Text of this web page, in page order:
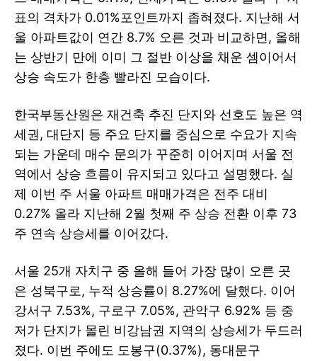
표의 격차가 0.01%포인트까지 좁혀졌다. 지난해 서
울 아파트값이 연간 8.7% 오른 것과 비교하면, 올해
는 상반기 만에 이미 그 절반 이상을 채운 셈이어서
상승 속도가 한층 빨라진 모습이다.
한국부동산원은 재건축 추진 단지와 선호도 높은 역
세권, 대단지 등 주요 단지를 중심으로 수요가 지속
되는 가운데 매수 문의가 꾸준히 이어지며 서울 전
역에서 상승 흐름이 유지되고 있다고 설명했다. 실
제 이번 주 서울 아파트 매매가격은 전주 대비
0.27% 올라 지난해 2월 첫째 주 상승 전환 이후 73
주 연속 상승세를 이어갔다.
서울 25개 자치구 중 올해 들어 가장 많이 오른 곳
은 성북구로, 누적 상승률이 8.27%에 달했다. 이어
강서구 7.53%, 구로구 7.05%, 관악구 6.92% 등 중
저가 단지가 몰린 비강남권 지역의 상승세가 두드러
졌다. 이번 주에도 도봉구(0.37%), 동대문구